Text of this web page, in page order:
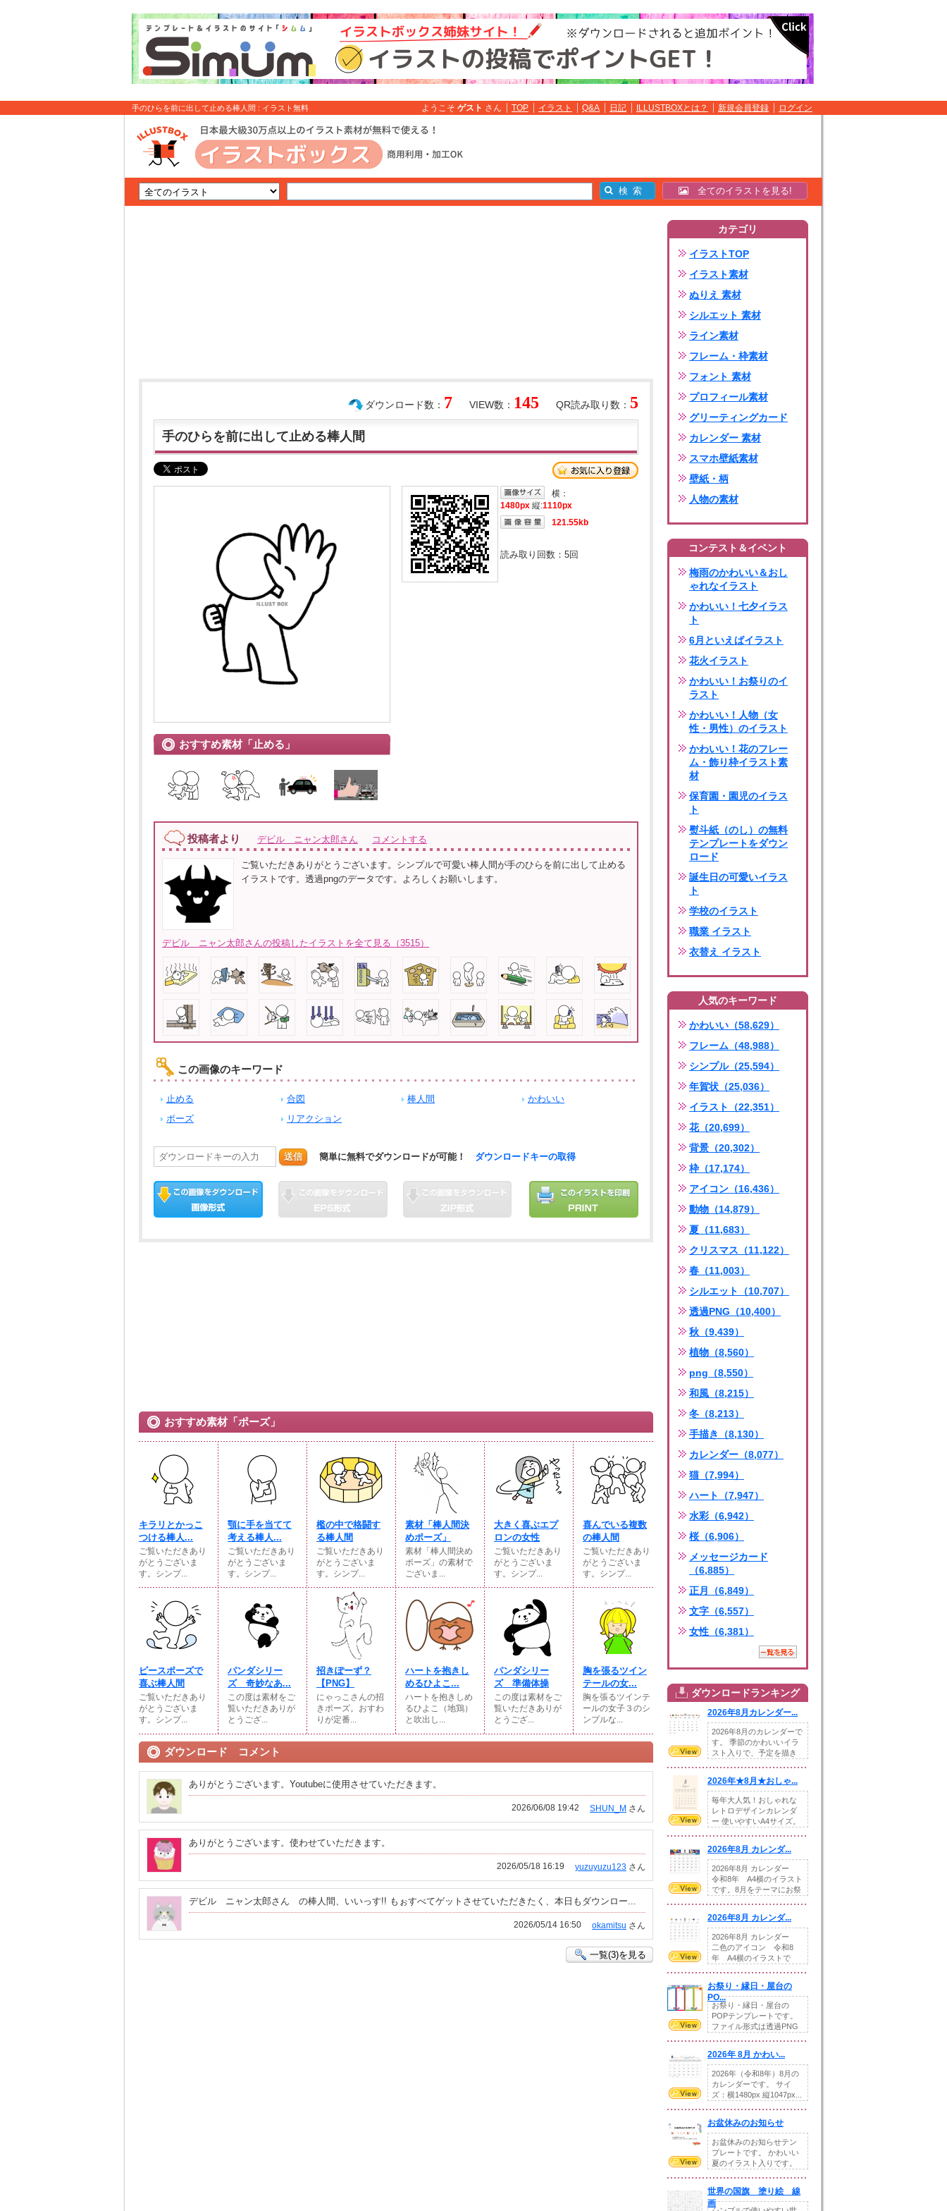
手のひらを前に出して止める棒人間 : イラスト無料 ようこそ ゲスト さん TOP イラスト Q&A 日記 ILLUSTBOXとは？ 新規会員登録 ログイン
全てのイラストを見る!
QR読み取り数： 5
VIEW数： 145
ダウンロード数： 7
手のひらを前に出して止める棒人間
おすすめ素材「止める」
横：
1480px 縦:1110px
121.55kb
読み取り回数： 5回
投稿者より デビル ニャン太郎さん コメントする
ご覧いただきありがとうございます。シンプルで可愛い棒人間が手のひらを前に出して止める
イラストです。透過pngのデータです。よろしくお願いします。
デビル ニャン太郎さんの投稿したイラストを全て見る（3515）
この画像のキーワード
止める 合図 棒人間
かわいい
ポーズ
リアクション
送信 簡単に無料でダウンロードが可能！ ダウンロードキーの取得
おすすめ素材「ポーズ」
キラリとかっこ
つける棒人...
ご覧いただきあり
がとうございま
す。シンプ...
顎に手を当てて
考える棒人...
ご覧いただきあり
がとうございま
す。シンプ...
檻の中で格闘す
る棒人間
ご覧いただきあり
がとうございま
す。シンプ...
素材「棒人間決
めポーズ」
素材「棒人間決め
ポーズ」の素材で
ございま...
大きく喜ぶエプ
ロンの女性
ご覧いただきあり
がとうございま
す。シンプ...
喜んでいる複数
の棒人間
ご覧いただきあり
がとうございま
す。シンプ...
ピースポーズで
喜ぶ棒人間
ご覧いただきあり
がとうございま
す。シンプ...
パンダシリー
ズ 奇妙なあ...
この度は素材をご
覧いただきありが
とうござ...
招きぽーず？
【PNG】
にゃっこさんの招
きポーズ。おすわ
りが定番...
ハートを抱きし
めるひよこ...
ハートを抱きしめ
るひよこ（地鶏）
と吹出し...
パンダシリー
ズ 準備体操
この度は素材をご
覧いただきありが
とうござ...
胸を張るツイン
テールの女...
胸を張るツインテ
ールの女子３のシ
ンプルな...
ダウンロード コメント
ありがとうございます。Youtubeに使用させていただきます。
SHUN_M さん
2026/06/08 19:42
ありがとうございます。使わせていただきます。
yuzuyuzu123 さん
2026/05/18 16:19
デビル ニャン太郎さん の棒人間、いいっす!! もぉすべてゲットさせていただきたく、本日もダウンロー...
okamitsu さん
2026/05/14 16:50
一覧(3)を見る
カテゴリ
イラストTOP
イラスト素材
ぬりえ 素材
シルエット 素材
ライン素材
フレーム・枠素材
フォント 素材
プロフィール素材
グリーティングカード
カレンダー 素材
スマホ壁紙素材
壁紙・柄
人物の素材
コンテスト＆イベント
梅雨のかわいい＆おし
ゃれなイラスト
かわいい！七夕イラス
ト
6月といえばイラスト
花火イラスト
かわいい！お祭りのイ
ラスト
かわいい！人物（女
性・男性）のイラスト
かわいい！花のフレー
ム・飾り枠イラスト素
材
保育園・園児のイラス
ト
熨斗紙（のし）の無料
テンプレートをダウン
ロード
誕生日の可愛いイラス
ト
学校のイラスト
職業 イラスト
衣替え イラスト
人気のキーワード
かわいい（58,629）
フレーム（48,988）
シンプル（25,594）
年賀状（25,036）
イラスト（22,351）
花（20,699）
背景（20,302）
枠（17,174）
アイコン（16,436）
動物（14,879）
夏（11,683）
クリスマス（11,122）
春（11,003）
シルエット（10,707）
透過PNG（10,400）
秋（9,439）
植物（8,560）
png（8,550）
和風（8,215）
冬（8,213）
手描き（8,130）
カレンダー（8,077）
猫（7,994）
ハート（7,947）
水彩（6,942）
桜（6,906）
メッセージカード
（6,885）
正月（6,849）
文字（6,557）
女性（6,381）
ダウンロードランキング
2026年8月カレンダー...
2026年8月のカレンダーで
す。 季節のかわいいイラ
スト入りで、予定を描き
2026年★8月★おしゃ...
毎年大人気！おしゃれな
レトロデザインカレンダ
ー 使いやすいA4サイズ。
2026年8月 カレンダ...
2026年8月 カレンダー
令和8年 A4横のイラスト
です。8月をテーマにお祭
2026年8月 カレンダ...
2026年8月 カレンダー
二色のアイコン 令和8
年 A4横のイラストで
お祭り・縁日・屋台の
PO...
お祭り・縁日・屋台の
POPテンプレートです。
ファイル形式は透過PNG
2026年 8月 かわい...
2026年（令和8年）8月の
カレンダーです。 サイ
ズ：横1480px 縦1047px...
お盆休みのお知らせ
お盆休みのお知らせテン
プレートです。 かわいい
夏のイラスト入りです。
世界の国旗 塗り絵 線
画